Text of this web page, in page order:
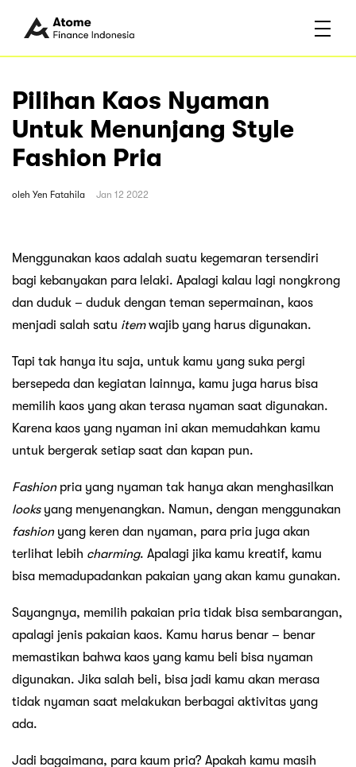
Pilihan Kaos Nyaman
Untuk Menunjang Style
Fashion Pria
oleh Yen Fatahila Jan 12 2022
Menggunakan kaos adalah suatu kegemaran tersendiri
bagi kebanyakan para lelaki. Apalagi kalau lagi nongkrong
dan duduk – duduk dengan teman sepermainan, kaos
menjadi salah satu itemwajib yang harus digunakan.
Tapi tak hanya itu saja, untuk kamu yang suka pergi
bersepeda dan kegiatan lainnya, kamu juga harus bisa
memilih kaos yang akan terasa nyaman saat digunakan.
Karena kaos yang nyaman ini akan memudahkan kamu
untuk bergerak setiap saat dan kapan pun.
Fashionpria yang nyaman tak hanya akan menghasilkan
looksyang menyenangkan. Namun, dengan menggunakan
fashionyang keren dan nyaman, para pria juga akan
terlihat lebih charming. Apalagi jika kamu kreatif, kamu
bisa memadupadankan pakaian yang akan kamu gunakan.
Sayangnya, memilih pakaian pria tidak bisa sembarangan,
apalagi jenis pakaian kaos. Kamu harus benar – benar
memastikan bahwa kaos yang kamu beli bisa nyaman
digunakan. Jika salah beli, bisa jadi kamu akan merasa
tidak nyaman saat melakukan berbagai aktivitas yang
ada.
Jadi bagaimana, para kaum pria? Apakah kamu masih